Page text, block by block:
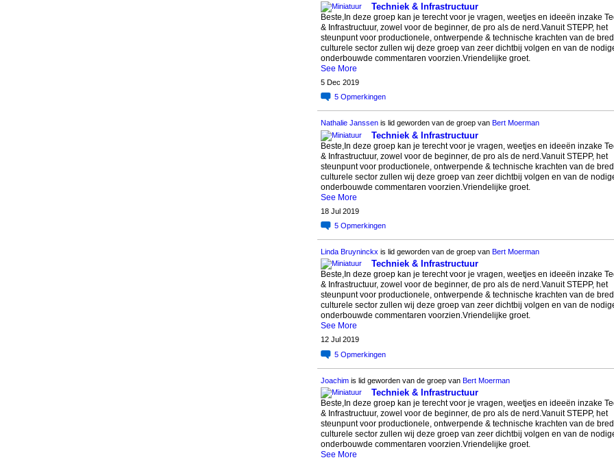
Techniek & Infrastructuur
Beste,In deze groep kan je terecht voor je vragen, weetjes en ideeën inzake
& Infrastructuur, zowel voor de beginner, de pro als de nerd.Vanuit STEPP, het
steunpunt voor productionele, ontwerpende & technische krachten van de
culturele sector zullen wij deze groep van zeer dichtbij volgen en van de
onderbouwde commentaren voorzien.Vriendelijke groet.
See More
5 Dec 2019
5 Opmerkingen
Nathalie Janssenis lid geworden van de groep van Bert Moerman
Techniek & Infrastructuur
Beste,In deze groep kan je terecht voor je vragen, weetjes en ideeën inzake
& Infrastructuur, zowel voor de beginner, de pro als de nerd.Vanuit STEPP, het
steunpunt voor productionele, ontwerpende & technische krachten van de
culturele sector zullen wij deze groep van zeer dichtbij volgen en van de
onderbouwde commentaren voorzien.Vriendelijke groet.
See More
18 Jul 2019
5 Opmerkingen
Linda Bruyninckx is lid geworden van de groep van Bert Moerman
Techniek & Infrastructuur
Beste,In deze groep kan je terecht voor je vragen, weetjes en ideeën inzake
& Infrastructuur, zowel voor de beginner, de pro als de nerd.Vanuit STEPP, het
steunpunt voor productionele, ontwerpende & technische krachten van de
culturele sector zullen wij deze groep van zeer dichtbij volgen en van de
onderbouwde commentaren voorzien.Vriendelijke groet.
See More
12 Jul 2019
5 Opmerkingen
Joachimis lid geworden van de groep van Bert Moerman
Techniek & Infrastructuur
Beste,In deze groep kan je terecht voor je vragen, weetjes en ideeën inzake
& Infrastructuur, zowel voor de beginner, de pro als de nerd.Vanuit STEPP, het
steunpunt voor productionele, ontwerpende & technische krachten van de
culturele sector zullen wij deze groep van zeer dichtbij volgen en van de
onderbouwde commentaren voorzien.Vriendelijke groet.
See More